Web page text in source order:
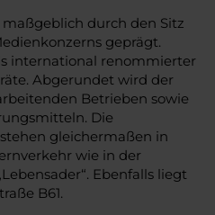
durch den Sitz
geprägt.
international renommierter
Abgerundet wird der
Betrieben sowie
Die
gleichermaßen in
wie in der
Ebenfalls liegt
B61.